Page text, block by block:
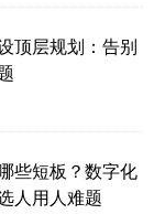
顶层规划：告别
些短板？数字化
人用人难题